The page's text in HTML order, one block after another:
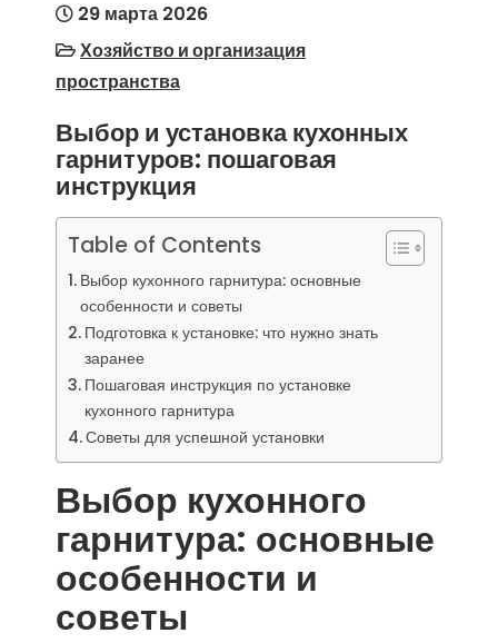
29 марта 2026
Хозяйство и организация
пространства
Выбор и установка кухонных
гарнитуров: пошаговая
инструкция
Table of Contents
Выбор кухонного гарнитура: основные
особенности и советы
Подготовка к установке: что нужно знать
заранее
Пошаговая инструкция по установке
кухонного гарнитура
Советы для успешной установки
Выбор кухонного
гарнитура: основные
особенности и
советы